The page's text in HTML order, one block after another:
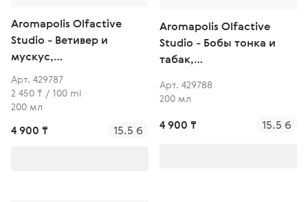
Aromapolis Olfactive
Studio - Ветивер и
мускус,
парфюмированный
скраб для тела
Арт. 429787
2 450 ₸ / 100 ml
200 мл
4 900 ₸ 15.5 б
Aromapolis Olfactive
Studio - Бобы тонка и
табак,
скраб для тела
Арт. 429788
200 мл
4 900 ₸ 15.5 б